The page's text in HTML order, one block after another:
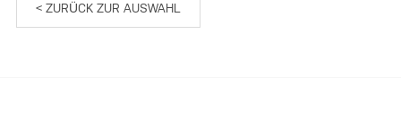
< ZURÜCK ZUR AUSWAHL